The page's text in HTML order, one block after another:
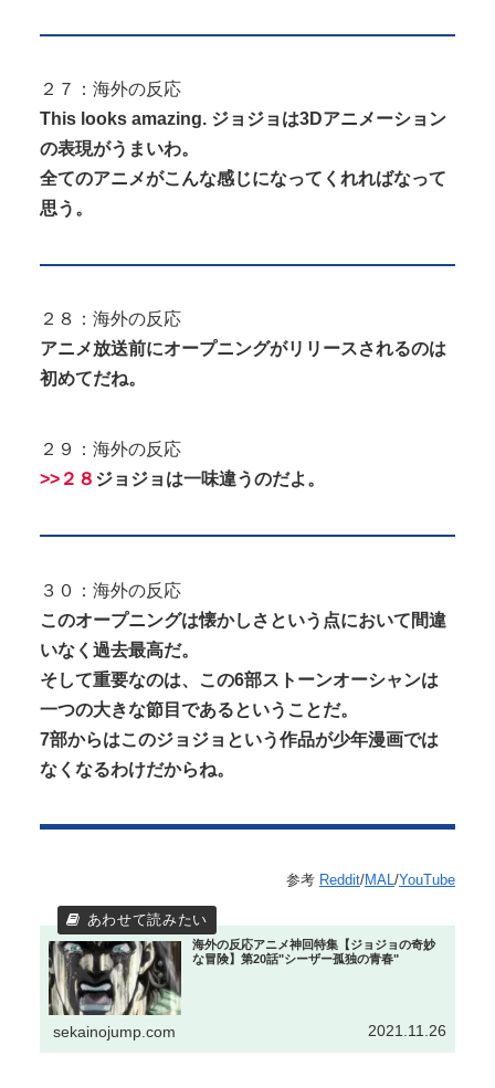
２７：海外の反応
This looks amazing. ジョジョは3Dアニメーション
の表現がうまいわ。
全てのアニメがこんな感じになってくれればなって
思う。
２８：海外の反応
アニメ放送前にオープニングがリリースされるのは
初めてだね。
２９：海外の反応
>>２８ ジョジョは一味違うのだよ。
３０：海外の反応
このオープニングは懐かしさという点において間違
いなく過去最高だ。
そして重要なのは、この6部ストーンオーシャンは
一つの大きな節目であるということだ。
7部からはこのジョジョという作品が少年漫画では
なくなるわけだからね。
参考 Reddit/MAL /YouTube
海外の反応アニメ神回特集【ジョジョの奇妙
な冒険】第20話"シーザー孤独の青春"
sekainojump.com 2021.11.26